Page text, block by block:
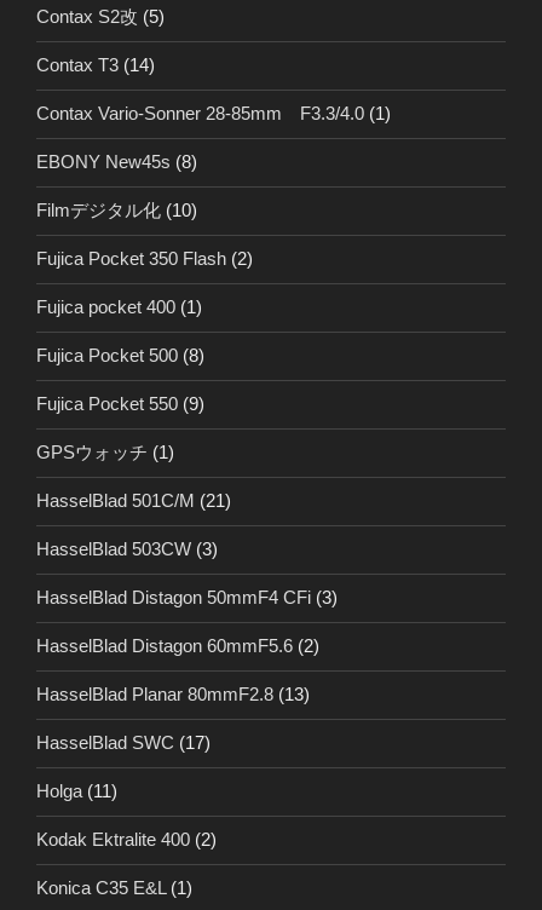
Contax S2改 (5)
Contax T3 (14)
Contax Vario-Sonner 28-85mm F3.3/4.0 (1)
EBONY New45s (8)
Filmデジタル化 (10)
Fujica Pocket 350 Flash (2)
Fujica pocket 400 (1)
Fujica Pocket 500 (8)
Fujica Pocket 550 (9)
GPSウォッチ (1)
HasselBlad 501C/M (21)
HasselBlad 503CW (3)
HasselBlad Distagon 50mmF4 CFi (3)
HasselBlad Distagon 60mmF5.6 (2)
HasselBlad Planar 80mmF2.8 (13)
HasselBlad SWC (17)
Holga(11)
Kodak Ektralite 400 (2)
Konica C35 E&L(1)